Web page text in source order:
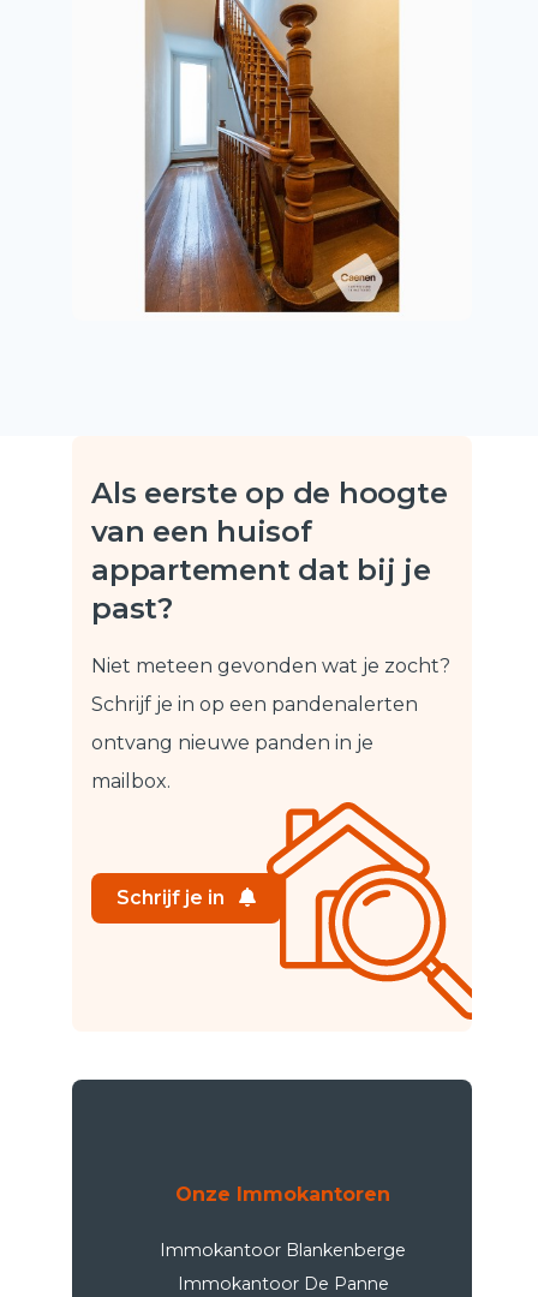
Als eerste op de hoogte
van een huisof
appartement dat bij je
past?
Niet meteen gevonden wat je zocht?
Schrijf je in op een pandenalerten
ontvang nieuwe panden in je
mailbox.
Schrijf je in
Onze Immokantoren
Immokantoor Blankenberge
Immokantoor De Panne